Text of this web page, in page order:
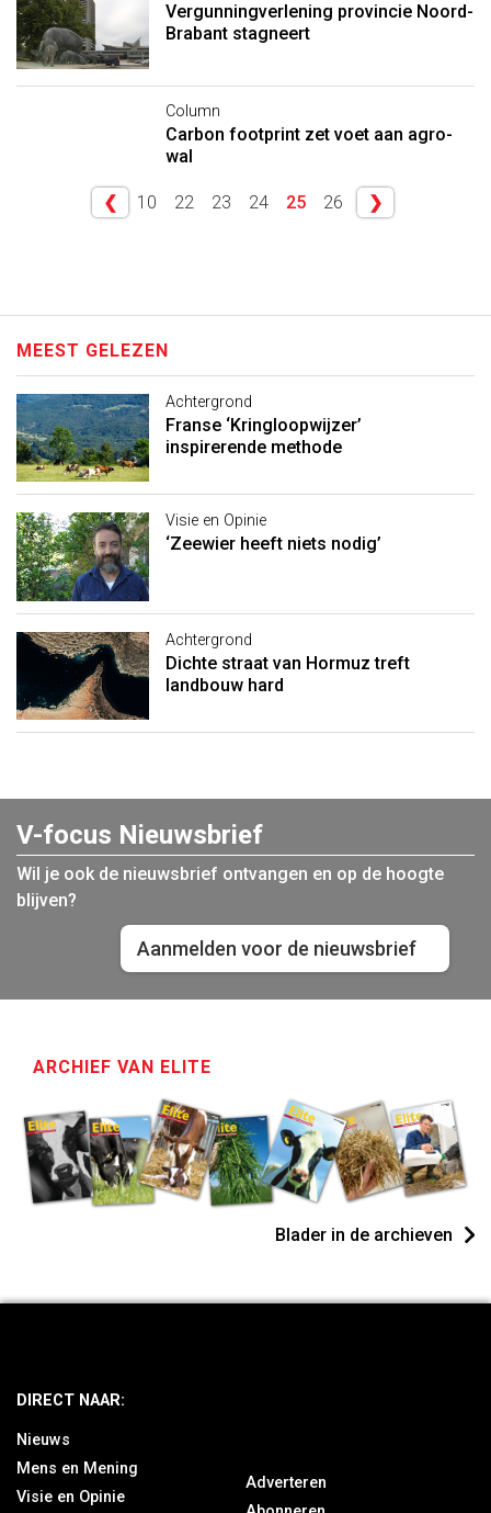
Vergunningverlening provincie Noord-
Brabant stagneert
Column
Carbon footprint zet voet aan agro-
wal
❮ 10 22 23 24 25 26 ❯
MEEST GELEZEN
Achtergrond
Franse ‘Kringloopwijzer’
inspirerende methode
Visie en Opinie
‘Zeewier heeft niets nodig’
Achtergrond
Dichte straat van Hormuz treft
landbouw hard
V-focus Nieuwsbrief
Wil je ook de nieuwsbrief ontvangen en op de hoogte
blijven?
Aanmelden voor de nieuwsbrief
ARCHIEF VAN ELITE
Blader in de archieven
DIRECT NAAR:
Nieuws
Mens en Mening
Visie en Opinie
Adverteren